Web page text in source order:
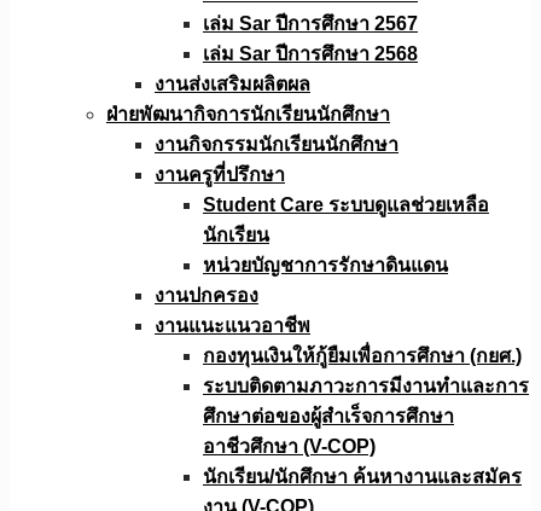
เล่ม Sar ปีการศึกษา 2567
เล่ม Sar ปีการศึกษา 2568
งานส่งเสริมผลิตผล
ฝ่ายพัฒนากิจการนักเรียนนักศึกษา
งานกิจกรรมนักเรียนนักศึกษา
งานครูที่ปรึกษา
Student Care ระบบดูแลช่วยเหลือ
นักเรียน
หน่วยบัญชาการรักษาดินแดน
งานปกครอง
งานแนะแนวอาชีพ
กองทุนเงินให้กู้ยืมเพื่อการศึกษา (กยศ.)
ระบบติดตามภาวะการมีงานทำและการ
ศึกษาต่อของผู้สำเร็จการศึกษา
อาชีวศึกษา (V-COP)
นักเรียน/นักศึกษา ค้นหางานและสมัคร
งาน (V-COP)